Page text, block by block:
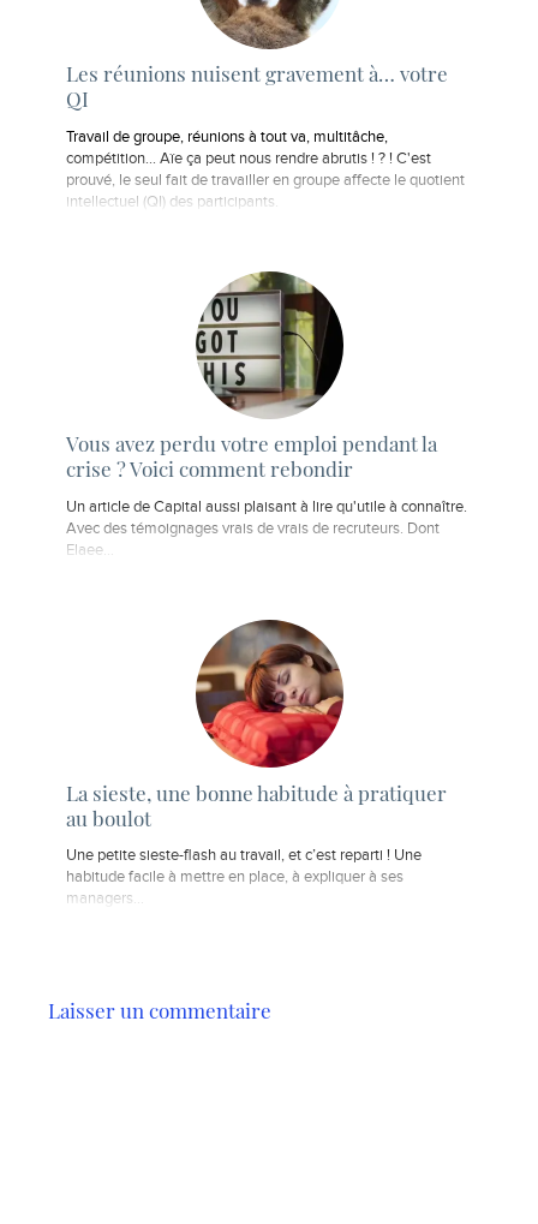
Les réunions nuisent gravement à… votre
QI
Travail de groupe, réunions à tout va, multitâche,
compétition... Aïe ça peut nous rendre abrutis ! ? ! C'est
prouvé, le seul fait de travailler en groupe affecte le quotient
intellectuel (QI) des participants.
Vous avez perdu votre emploi pendant la
crise ? Voici comment rebondir
Un article de Capital aussi plaisant à lire qu'utile à connaître.
Avec des témoignages vrais de vrais de recruteurs. Dont
Elaee...
La sieste, une bonne habitude à pratiquer
au boulot
Une petite sieste-flash au travail, et c’est reparti ! Une
habitude facile à mettre en place, à expliquer à ses
managers...
Laisser un commentaire